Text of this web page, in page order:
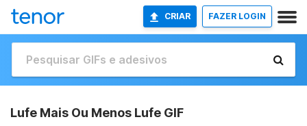
CRIAR FAZER LOGIN
Lufe Mais Ou Menos Lufe GIF